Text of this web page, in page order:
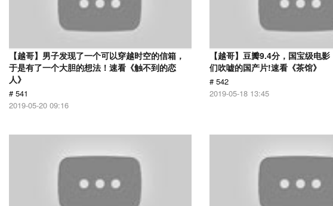
【越哥】男子发现了一个可以穿越时空的信箱，
于是有了一个大胆的想法！速看《触不到的恋
人》
# 541
2019-05-20 09:16
【越哥】豆瓣9.4分，国宝级电
们吹嘘的国产片!速看《茶馆》
# 542
2019-05-18 13:45